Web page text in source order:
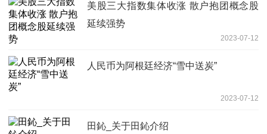
美股三大指数集体收涨 散户抱团概念股
延续强势
2023-07-12
人民币为阿根廷经济“雪中送炭”
2023-07-12
田鈊_关于田鈊介绍